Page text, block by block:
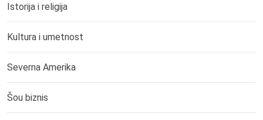
Istorija i religija
Kultura i umetnost
Severna Amerika
Šou biznis